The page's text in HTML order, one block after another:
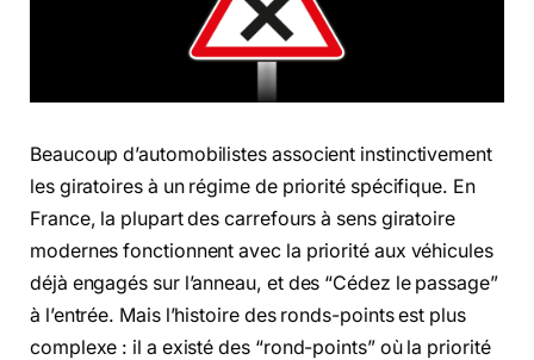
Beaucoup d’automobilistes associent instinctivement
les giratoires à un régime de priorité spécifique. En
France, la plupart des carrefours à sens giratoire
modernes fonctionnent avec la priorité aux véhicules
déjà engagés sur l’anneau, et des “Cédez le passage”
à l’entrée. Mais l’histoire des ronds-points est plus
complexe : il a existé des “rond-points” où la priorité